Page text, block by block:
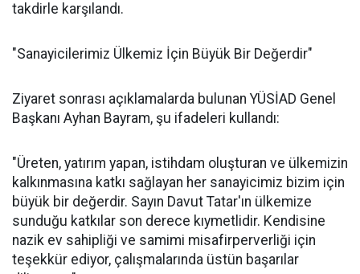
takdirle karşılandı.
"Sanayicilerimiz Ülkemiz İçin Büyük Bir Değerdir"
Ziyaret sonrası açıklamalarda bulunan YÜSİAD Genel
Başkanı Ayhan Bayram, şu ifadeleri kullandı:
"Üreten, yatırım yapan, istihdam oluşturan ve ülkemizin
kalkınmasına katkı sağlayan her sanayicimiz bizim için
büyük bir değerdir. Sayın Davut Tatar'ın ülkemize
sunduğu katkılar son derece kıymetlidir. Kendisine
nazik ev sahipliği ve samimi misafirperverliği için
teşekkür ediyor, çalışmalarında üstün başarılar